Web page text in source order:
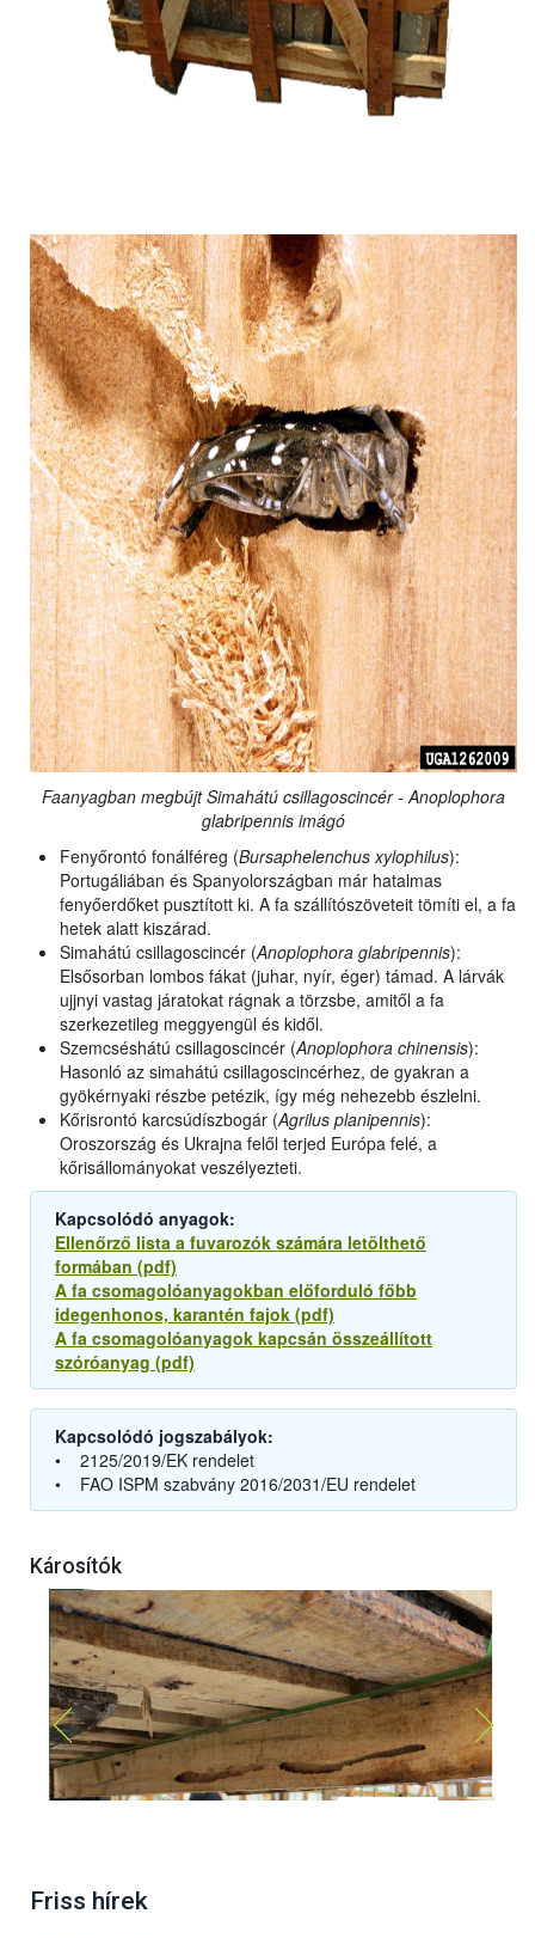
Faanyagban megbújt Simahátú csillagoscincér - Anoplophora
glabripennis imágó
Fenyőrontó fonálféreg (Bursaphelenchus xylophilus):
Portugáliában és Spanyolországban már hatalmas
fenyőerdőket pusztított ki. A fa szállítószöveteit tömíti el, a fa
hetek alatt kiszárad.
Simahátú csillagoscincér (Anoplophora glabripennis):
Elsősorban lombos fákat (juhar, nyír, éger) támad. A lárvák
ujjnyi vastag járatokat rágnak a törzsbe, amitől a fa
szerkezetileg meggyengül és kidől.
Szemcséshátú csillagoscincér (Anoplophora chinensis):
Hasonló az simahátú csillagoscincérhez, de gyakran a
gyökérnyaki részbe petézik, így még nehezebb észlelni.
Kőrisrontó karcsúdíszbogár (Agrilus planipennis):
Oroszország és Ukrajna felől terjed Európa felé, a
kőrisállományokat veszélyezteti.
Kapcsolódó anyagok:
Ellenőrző lista a fuvarozók számára letölthető
formában (pdf)
A fa csomagolóanyagokban előforduló főbb
idegenhonos, karantén fajok (pdf)
A fa csomagolóanyagok kapcsán összeállított
szóróanyag (pdf)
Kapcsolódó jogszabályok:
• 2125/2019/EK rendelet
• FAO ISPM szabvány 2016/2031/EU rendelet
Károsítók
Friss hírek